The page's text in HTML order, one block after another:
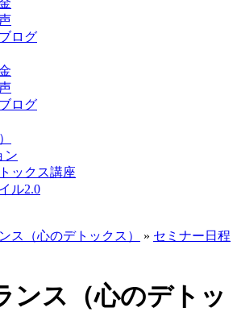
ログ
ログ
ン
ックス講座
ル2.0
ス（心のデトックス） » セミナー日程
ンス（心のデトッ